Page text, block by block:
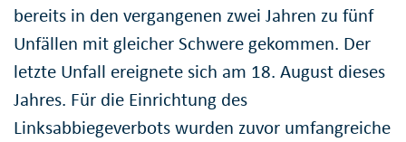
bereits in den vergangenen zwei Jahren zu fünf
Unfällen mit gleicher Schwere gekommen. Der
letzte Unfall ereignete sich am 18. August dieses
Jahres. Für die Einrichtung des
Linksabbiegeverbots wurden zuvor umfangreiche